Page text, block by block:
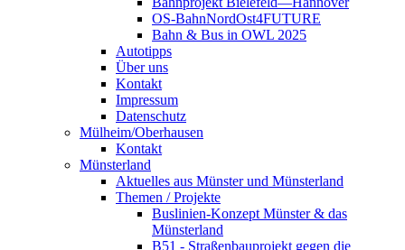
OS-BahnNordOst4FUTURE
Bahn & Bus in OWL 2025
Autotipps
Über uns
Kontakt
Impressum
Datenschutz
Mülheim/Oberhausen
Kontakt
Münsterland
Aktuelles aus Münster und Münsterland
Themen / Projekte
Buslinien-Konzept Münster & das
Münsterland
B51 - Straßenbauprojekt gegen die